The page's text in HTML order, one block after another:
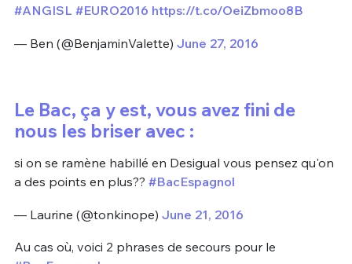
#ANGISL #EURO2016 https://t.co/OeiZbmoo8B
— Ben (@BenjaminValette) June 27, 2016
Le Bac, ça y est, vous avez fini de
nous les briser avec :
si on se ramène habillé en Desigual vous pensez qu'on
a des points en plus?? #BacEspagnol
— Laurine (@tonkinope) June 21, 2016
Au cas où, voici 2 phrases de secours pour le